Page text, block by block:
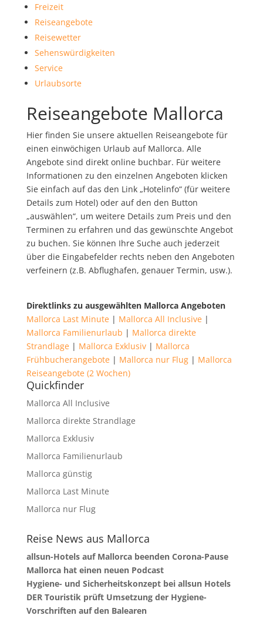
Freizeit
Reiseangebote
Reisewetter
Sehenswürdigkeiten
Service
Urlaubsorte
Reiseangebote Mallorca
Hier finden Sie unsere aktuellen Reiseangebote für
einen einwöchigen Urlaub auf Mallorca. Alle
Angebote sind direkt online buchbar. Für weitere
Informationen zu den einzelnen Angeboten klicken
Sie einfach auf das den Link „Hotelinfo“ (für weitere
Details zum Hotel) oder auf den den Button
„auswählen“, um weitere Details zum Preis und den
Terminen zu erfahren und das gewünschte Angebot
zu buchen. Sie können Ihre Suche auch jederzeit
über die Eingabefelder rechts neben den Angeboten
verfeinern (z.B. Abflughafen, genauer Termin, usw.).
Direktlinks zu ausgewählten Mallorca Angeboten
Mallorca Last Minute| Mallorca All Inclusive|
Mallorca Familienurlaub | Mallorca direkte
Strandlage| Mallorca Exklusiv| Mallorca
Frühbucherangebote| Mallorca nur Flug| Mallorca
Reiseangebote (2 Wochen)
Quickfinder
Mallorca All Inclusive
Mallorca direkte Strandlage
Mallorca Exklusiv
Mallorca Familienurlaub
Mallorca günstig
Mallorca Last Minute
Mallorca nur Flug
Reise News aus Mallorca
allsun-Hotels auf Mallorca beenden Corona-Pause
Mallorca hat einen neuen Podcast
Hygiene- und Sicherheitskonzept bei allsun Hotels
DER Touristik prüft Umsetzung der Hygiene-
Vorschriften auf den Balearen